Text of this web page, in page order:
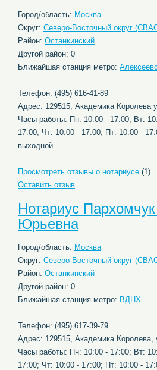
Город/область: Москва
Округ: Северо-Восточный округ
Район: Останкинский
Другой район: 0
Ближайшая станция метро:
Телефон: (495) 616-41-89
Адрес: 129515, Академика Королева
Часы работы: Пн: 10:00 - 17:00; Вт:
17:00; Чт: 10:00 - 17:00; Пт: 10:00 -
выходной
Просмотреть отзывы о нотариусе (1)
Оставить отзыв
Нотариус
Юрьевна
Город/область: Москва
Округ: Северо-Восточный округ
Район: Останкинский
Другой район: 0
Ближайшая станция метро: ВДНХ
Телефон: (495) 617-39-79
Адрес: 129515, Академика Королева,
Часы работы: Пн: 10:00 - 17:00; Вт:
17:00; Чт: 10:00 - 17:00; Пт: 10:00 -